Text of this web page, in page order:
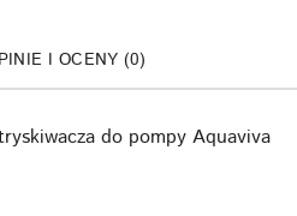
I OCENY (0)
do pompy Aquaviva